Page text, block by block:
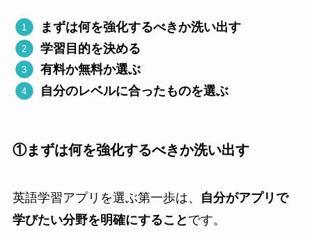
まずは何を強化するべきか洗い出す
学習目的を決める
有料か無料か選ぶ
自分のレベルに合ったものを選ぶ
①まずは何を強化するべきか洗い出す
英語学習アプリを選ぶ第一歩は、
自分がアプリで
学びたい分野を明確にすること です。